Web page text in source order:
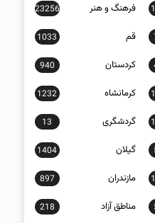
فرهنگ و هنر 23256
قم 1033
کردستان 940
کرمانشاه 1232
گردشگری 13
گیلان 1404
مازندران 897
مناطق آزاد 218